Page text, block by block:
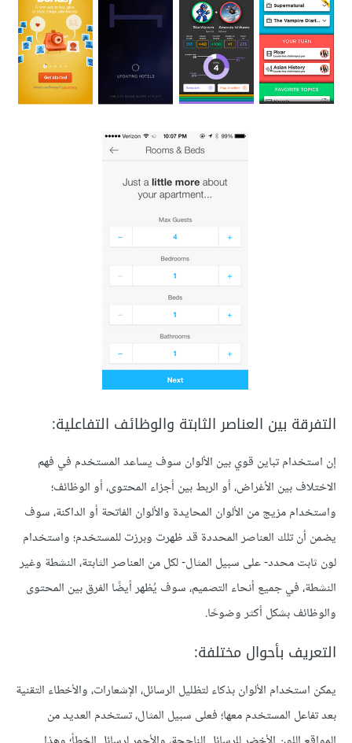
التفرقة بين العناصر الثابتة والوظائف التفاعلية:
إن استخدام تباين قوي بين الألوان سوف يساعد المستخدم في فهم
الاختلاف بين الأغراض، أو الربط بين أجزاء المحتوى، أو الوظائف؛
واستخدام مزيج من الألوان المحايدة والألوان الفاتحة أو الداكنة، سوف
يضمن أن تلك العناصر المحددة قد ظهرت وبرزت للمستخدم؛ واستخدام
لون ثابت محدد- على سبيل المثال- لكل من العناصر الثابتة، النشطة وغير
النشطة، في جميع أنحاء التصميم، سوف يُظهر أيضًا الفرق بين المحتوى
والوظائف بشكل أكثر وضوحًا.
التعريف بأحوال مختلفة:
يمكن استخدام الألوان بذكاء لتظليل الرسائل، الإشعارات، والأخطاء التقنية
بعد تفاعل المستخدم معها؛ فعلى سبيل المثال، تستخدم العديد من